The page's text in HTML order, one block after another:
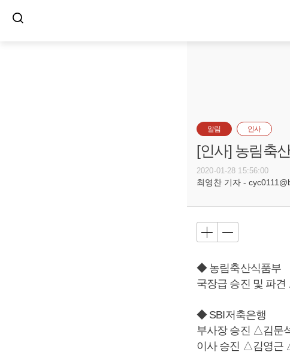
알림 인사
[인사] 농림축
2020-01-28 15:56:00
최영찬 기자 -
◆ 농림축산식품부
국장급 승진 및 파
◆ SBI저축은행
부사장 승진 △김문
이사 승진 △김영